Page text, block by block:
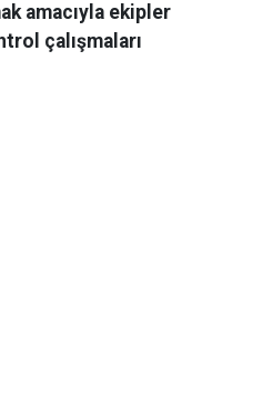
amacıyla ekipler
çalışmaları